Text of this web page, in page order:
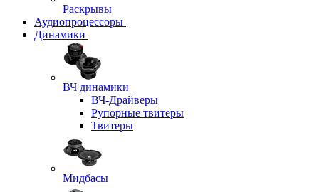
Раскрывы
Аудиопроцессоры
Динамики
ВЧ динамики
ВЧ-Драйверы
Рупорные твитеры
Твитеры
Мидбасы